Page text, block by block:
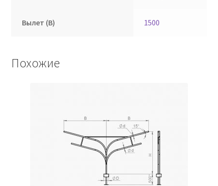
Вылет (В) 1500
Похожие